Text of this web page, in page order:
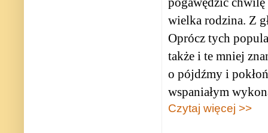
wielka rodzina. Z
Oprócz tych
także i te mniej
o pójdźmy i
wspaniałym
Czytaj więcej >>